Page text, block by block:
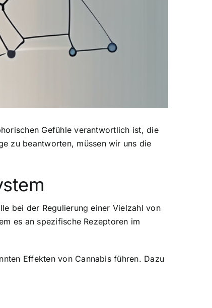
Gefühle verantwortlich ist, die
zu beantworten, müssen wir uns die
bei der Regulierung einer Vielzahl von
es an spezifische Rezeptoren im
Effekten von Cannabis führen. Dazu